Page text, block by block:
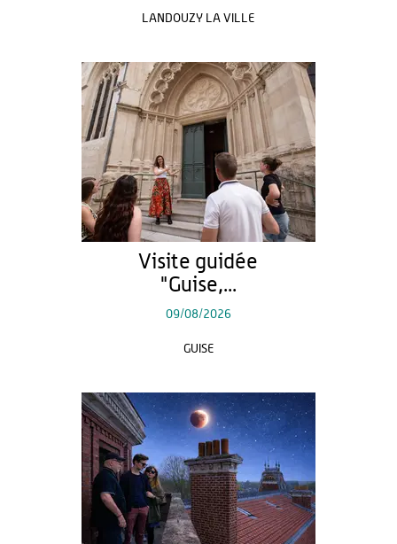
LANDOUZY LA VILLE
Visite guidée
"Guise,...
09/08/2026
GUISE